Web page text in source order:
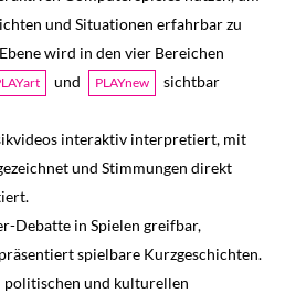
und Situationen erfahrbar zu
wird in den vier Bereichen
und PLAYnew
sichtbar
interaktiv interpretiert, mit
und Stimmungen direkt
Debatte in Spielen greifbar,
spielbare Kurzgeschichten.
und kulturellen